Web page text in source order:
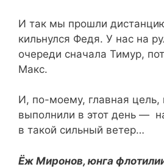
И так мы прошли
кильнулся Федя. У нас на
очереди сначала Тимур,
Макс.
И, по-моему, главная
выполнили в этот день —
в такой сильный ветер…
Ёж Миронов, юнга